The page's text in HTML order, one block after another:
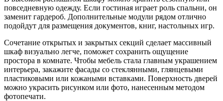
повседневную одежду. Если гостиная играет роль спальни, он
заменит гардероб. Дополнительные модули рядом отлично
подойдут для размещения документов, книг, настольных игр.
Сочетание открытых и закрытых секций сделает массивный
шкаф визуально легче, поможет сохранить ощущение
простора в комнате. Чтобы мебель стала главным украшением
интерьера, закажите фасады со стеклянными, глянцевыми
пластиковыми или кожаными вставками. Поверхность дверей
можно украсить рисунком или фото, нанесенным методом
фотопечати.